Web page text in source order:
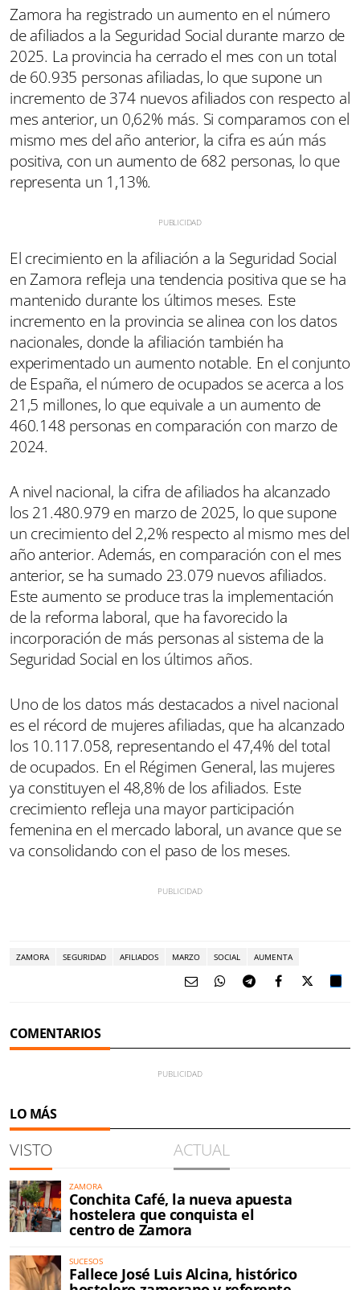
Zamora ha registrado un aumento en el número
de afiliados a la Seguridad Social durante marzo de
2025. La provincia ha cerrado el mes con un total
de 60.935 personas afiliadas, lo que supone un
incremento de 374 nuevos afiliados con respecto al
mes anterior, un 0,62% más. Si comparamos con el
mismo mes del año anterior, la cifra es aún más
positiva, con un aumento de 682 personas, lo que
representa un 1,13%.
El crecimiento en la afiliación a la Seguridad Social
en Zamora refleja una tendencia positiva que se ha
mantenido durante los últimos meses. Este
incremento en la provincia se alinea con los datos
nacionales, donde la afiliación también ha
experimentado un aumento notable. En el conjunto
de España, el número de ocupados se acerca a los
21,5 millones, lo que equivale a un aumento de
460.148 personas en comparación con marzo de
2024.
A nivel nacional, la cifra de afiliados ha alcanzado
los 21.480.979 en marzo de 2025, lo que supone
un crecimiento del 2,2% respecto al mismo mes del
año anterior. Además, en comparación con el mes
anterior, se ha sumado 23.079 nuevos afiliados.
Este aumento se produce tras la implementación
de la reforma laboral, que ha favorecido la
incorporación de más personas al sistema de la
Seguridad Social en los últimos años.
Uno de los datos más destacados a nivel nacional
es el récord de mujeres afiliadas, que ha alcanzado
los 10.117.058, representando el 47,4% del total
de ocupados. En el Régimen General, las mujeres
ya constituyen el 48,8% de los afiliados. Este
crecimiento refleja una mayor participación
femenina en el mercado laboral, un avance que se
va consolidando con el paso de los meses.
ZAMORA SEGURIDAD AFILIADOS MARZO SOCIAL AUMENTA
COMENTARIOS
LO MÁS
VISTO ACTUAL
ZAMORA
Conchita Café, la nueva apuesta
hostelera que conquista el
centro de Zamora
SUCESOS
Fallece José Luis Alcina, histórico